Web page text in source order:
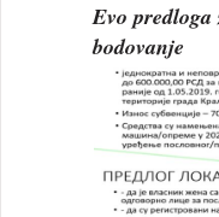
Evo predloga
bodovanje